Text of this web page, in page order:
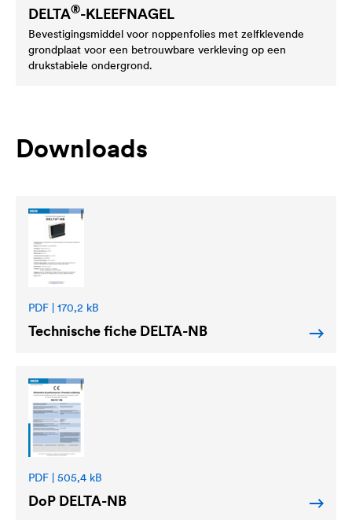
DELTA®-KLEEFNAGEL
Bevestigingsmiddel voor noppenfolies met zelfklevende
grondplaat voor een betrouwbare verkleving op een
drukstabiele ondergrond.
Downloads
PDF | 170,2 kB
Technische fiche DELTA-NB
PDF | 505,4 kB
DoP DELTA-NB